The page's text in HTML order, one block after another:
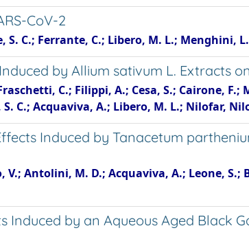
CoV-2
S. C.; Ferrante, C.; Libero, M. L.; Menghini,
by Allium sativum L. Extracts
C.; Filippi, A.; Cesa, S.; Cairone,
C.; Acquaviva, A.; Libero, M. L.; Nilofar,
Induced by Tanacetum
V.; Antolini, M. D.; Acquaviva, A.; Leone,
by an Aqueous Aged Black